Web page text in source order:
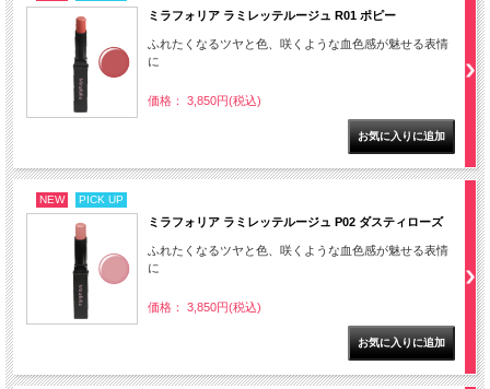
ミラフォリア ラミレッテルージュ R01 ポピー
ふれたくなるツヤと色、咲くような血色感が魅せる表情
に
価格： 3,850円(税込)
NEW PICK UP
ミラフォリア ラミレッテルージュ P02 ダスティローズ
ふれたくなるツヤと色、咲くような血色感が魅せる表情
に
価格： 3,850円(税込)